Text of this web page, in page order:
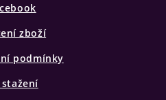
zboží
podmínky
stažení